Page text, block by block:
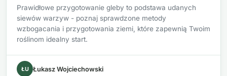
Prawidłowe przygotowanie gleby to podstawa udanych
siewów warzyw - poznaj sprawdzone metody
wzbogacania i przygotowania ziemi, które zapewnią Twoim
roślinom idealny start.
ŁU Łukasz Wojciechowski